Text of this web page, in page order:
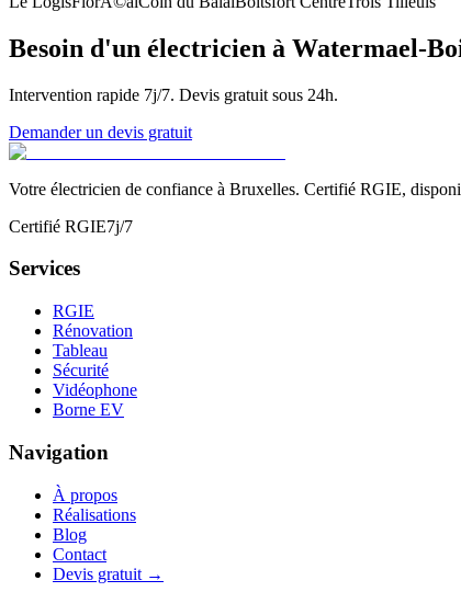
Besoin d'un électricien à Watermael-
Intervention rapide 7j/7. Devis gratuit sous 24h.
Demander un devis gratuit
Votre électricien de confiance à Bruxelles. Certifié RGIE,
Certifié RGIE7j/7
Services
RGIE
Rénovation
Tableau
Sécurité
Vidéophone
Borne EV
Navigation
À propos
Réalisations
Blog
Contact
Devis gratuit →